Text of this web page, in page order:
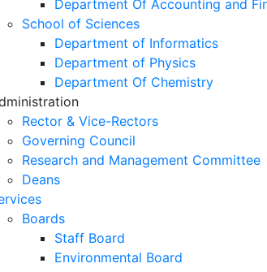
Department Of Accounting and
School of Sciences
Department of Informatics
Department of Physics
Department Of Chemistry
Rector & Vice-Rectors
Governing Council
Research and Management Committee
Deans
Boards
Staff Board
Environmental Board